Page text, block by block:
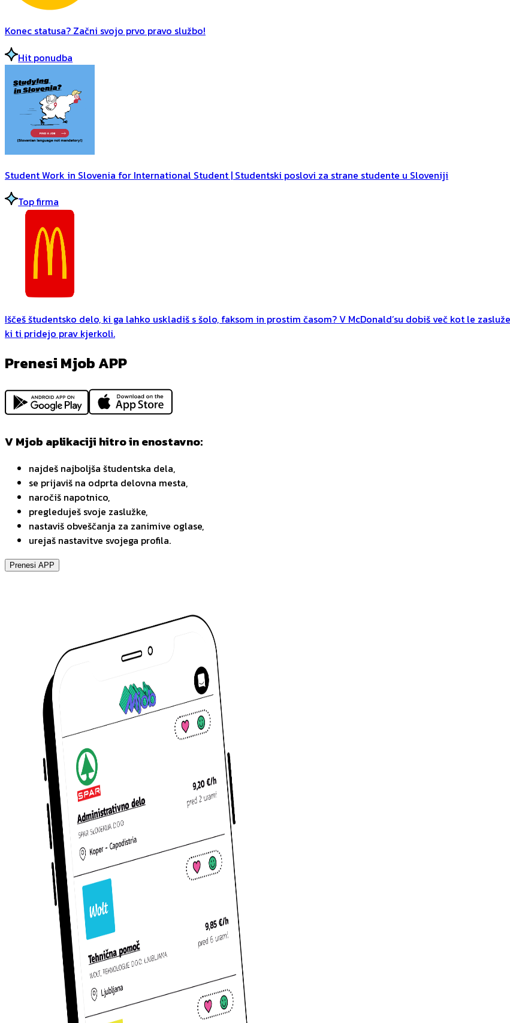
Konec statusa? Začni svojo prvo pravo službo!
Hit ponudba
Student Work in Slovenia for International Student | Studentski poslovi za strane studente u Sloveniji
Top firma
Iščeš študentsko delo, ki ga lahko uskladiš s šolo, faksom in prostim časom? V McDonald’su dobiš več kot le
ki ti pridejo prav kjerkoli.
Prenesi Mjob APP
V Mjob aplikaciji hitro in enostavno:
najdeš najboljša študentska dela,
se prijaviš na odprta delovna mesta,
naročiš napotnico,
pregleduješ svoje zaslužke,
nastaviš obveščanja za zanimive oglase,
urejaš nastavitve svojega profila.
Prenesi APP